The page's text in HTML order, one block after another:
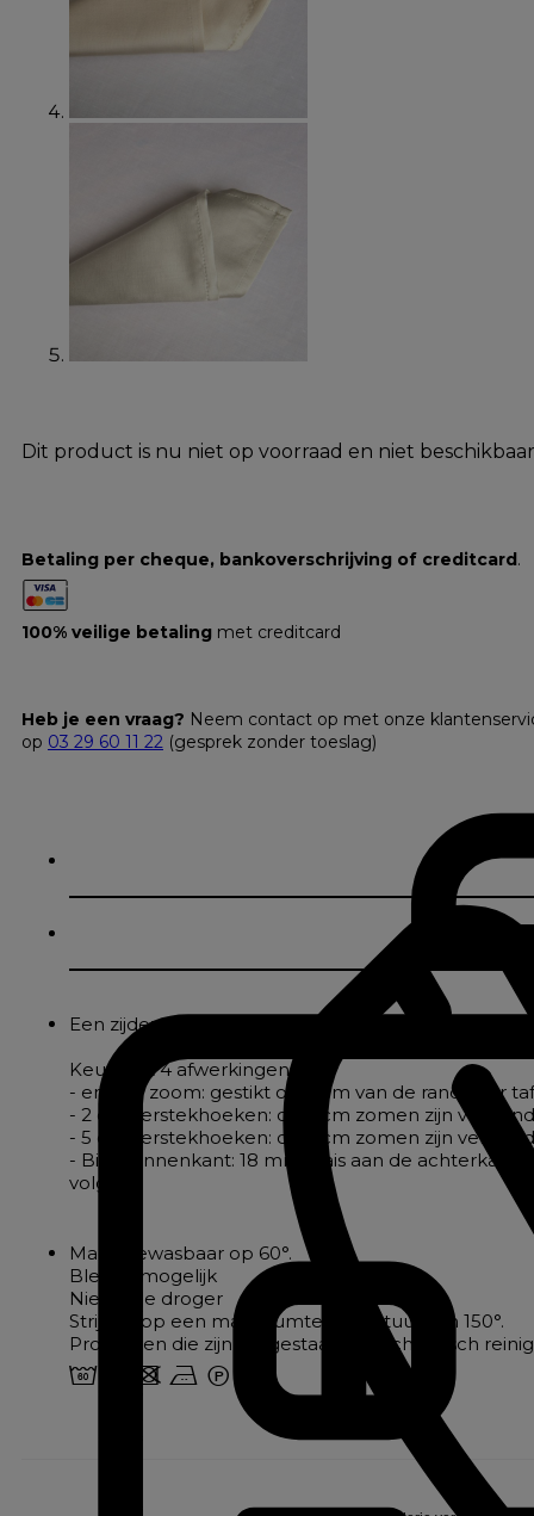
Dit product is nu niet op voorraad en niet
Betaling per cheque, bankoverschrijving of creditcard.
100% veilige betaling met creditcard
Heb je een vraag? Neem contact op met onze
op 03 29 60 11 22 (gesprek zonder toeslag)
Een zijdezacht, authentiek en verfijnd tafelkleed.
Keuze uit 4 afwerkingen:
- enkele zoom: gestikt op 2 cm van de rand voor
- 2 cm verstekhoeken: de 2 cm zomen zijn
- 5 cm verstekhoeken: de 5 cm zomen zijn
- Biais binnenkant: 18 mm biais aan de
volgen
Machinewasbaar op 60°.
Bleken mogelijk
Niet in de droger
Strijken op een maximumtemperatuur van 150°.
Producten die zijn toegestaan voor chemisch
4 u d b W